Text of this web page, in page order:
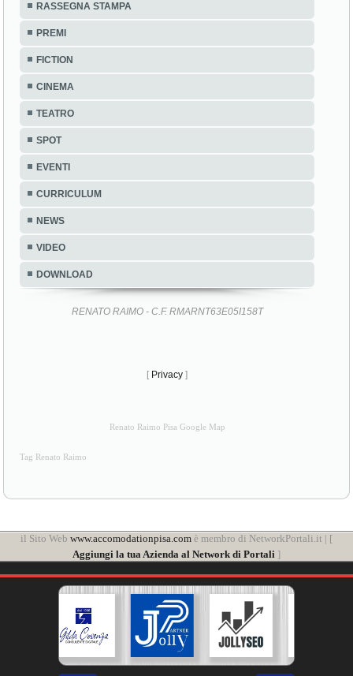
RASSEGNA STAMPA
PREMI
FICTION
CINEMA
TEATRO
SPOT
EVENTI
CURRICULUM
NEWS
VIDEO
DOWNLOAD
RENATO RAIMO - C.F. RMARNT63E05I158T
[ Privacy ]
Renato Raimo Pisa Google Map
Tag Renato Raimo
il Sito Web www.accomodationpisa.com è membro di NetworkPortali.it | [
Aggiungi la tua Azienda al Network di Portali ]